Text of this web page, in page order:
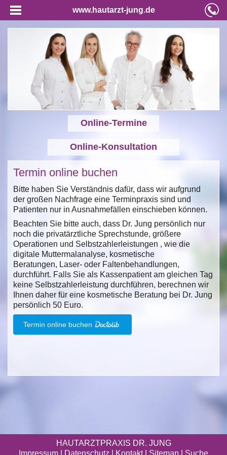
www.hautarzt-jung.de
Online-Termine
Online-Konsultation
Termin online buchen
Bitte haben Sie Verständnis dafür, dass wir aufgrund
der großen Nachfrage eine Terminpraxis sind und
Patienten nur in Ausnahmefällen einschieben können.
Beachten Sie bitte auch, dass Dr. Jung persönlich nur
noch die privatärztliche Sprechstunde, größere
Operationen und Selbstzahlerleistungen , wie die
digitale Muttermalanalyse, kosmetische
Beratungen, Laser- oder Faltenbehandlungen,
durchführt. Falls Sie als Kassenpatient am gleichen Tag
keine Selbstzahlerleistung durchführen, berechnen wir
Ihnen daher für eine kosmetische Beratung bei Dr. Jung
persönlich 50 Euro.
Termin online buchen
HAUTARZTPRAXIS DR. JUNG